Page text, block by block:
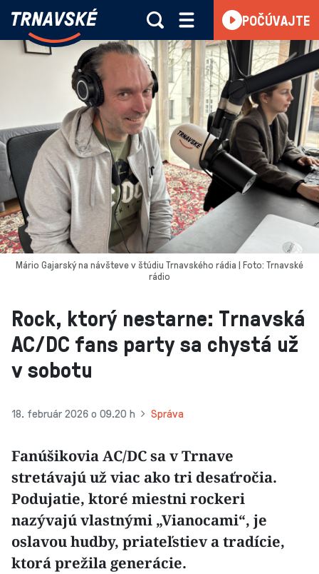
Skočiť na obsah
Trnavské
-
Vieme,
čo
sa
deje
v
kraji
POČÚVAJTE
Rock, ktorý nestarne: Trnavská
AC/DC fans party sa chystá už
v sobotu
18. február 2026 o 09.20 h Správa
Fanúšikovia AC/DC sa v Trnave
stretávajú už viac ako tri desaťročia.
Podujatie, ktoré miestni rockeri
nazývajú vlastnými „Vianocami“, je
oslavou hudby, priateľstiev a tradície,
ktorá prežila generácie.
Mário Gajarský na návšteve v štúdiu Trnavského rádia | Foto: Trnavské
rádio